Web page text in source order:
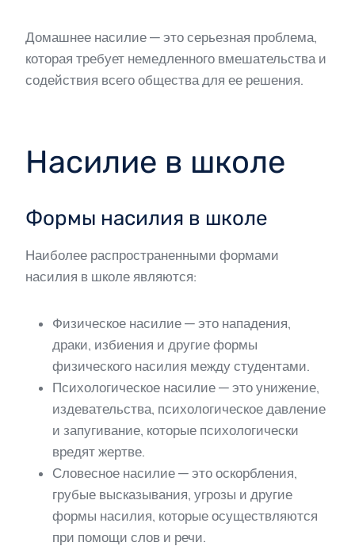
Домашнее насилие — это серьезная проблема,
которая требует немедленного вмешательства и
содействия всего общества для ее решения.
Насилие в школе
Формы насилия в школе
Наиболее распространенными формами
насилия в школе являются:
Физическое насилие — это нападения,
драки, избиения и другие формы
физического насилия между студентами.
Психологическое насилие — это унижение,
издевательства, психологическое давление
и запугивание, которые психологически
вредят жертве.
Словесное насилие — это оскорбления,
грубые высказывания, угрозы и другие
формы насилия, которые осуществляются
при помощи слов и речи.